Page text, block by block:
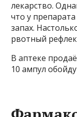
лекарство.
что у
запах.
рвотный
В аптеке
10 ампул